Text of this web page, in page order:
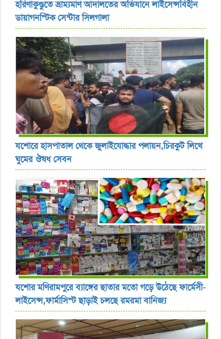
হরিণাকুণ্ডুতে ভ্রাম্যমাণ আদালতের অভিযানে লাইসেন্সবিহীন
ডায়াগনস্টিক সেন্টার সিলগালা
যশোরে হাসপাতাল থেকে জুলাইযোদ্ধার পলায়ন,চিরকুট লিখে
ঘুমের ঔষধ সেবন
যশোর ‎মণিরামপুরে ব্যাঙ্গের ছাতার মতো গড়ে উঠেছে ফার্মেসী-
লাইসেন্স,ফার্মাসিস্ট ছাড়াই চলছে রমরমা বানিজ্য ‎